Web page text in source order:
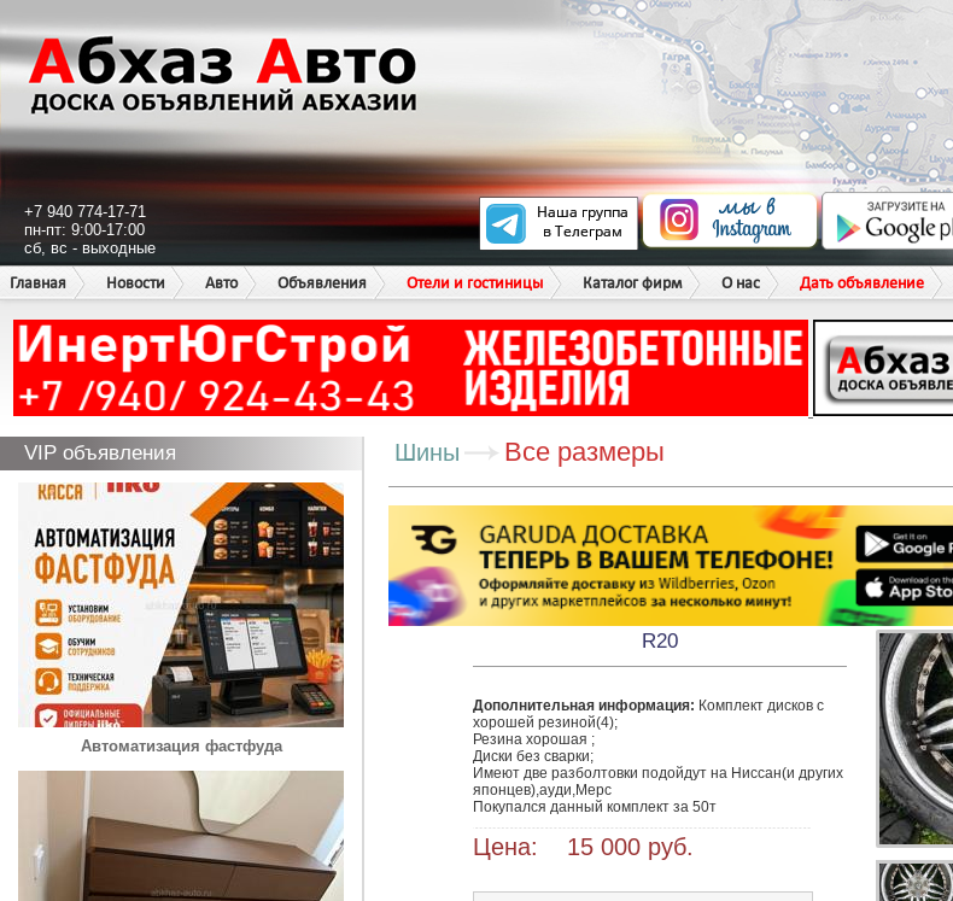
+7 940 774-17-71
пн-пт: 9:00-17:00
сб, вс - выходные
Главная
Новости Авто Объявления Отели и гостиницы Каталог фирм О нас Дать объявление
VIP объявления
Автоматизация фастфуда
Шины Все размеры
R20
Дополнительная информация: Комплект дисков с
хорошей резиной(4);
Резина хорошая ;
Диски без сварки;
Имеют две разболтовки подойдут на Ниссан(и других
японцев),ауди,Мерс
Цена: 15 000 руб.